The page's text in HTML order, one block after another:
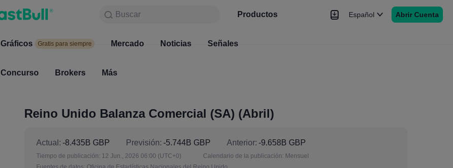
Buscar Productos
Gráficos Gratis para siempre Mercado Noticias
Español Abrir Cuenta
Buscar
Productos
Gráficos Gratis para siempre Mercado Noticias Señales
Concurso Brokers Más
Reino Unido Balanza Comercial (SA) (Abril)
Actual: -8.435B GBP Previsión: -5.744B GBP Anterior: -9.658B GBP
Tiempo de publicación: 12 Jun., 2026 06:00 (UTC+0) Calendario de la publicación: Mensuel